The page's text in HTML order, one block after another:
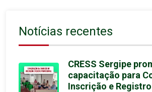
Notícias recentes
CRESS Sergipe
capacitação para
Inscrição e